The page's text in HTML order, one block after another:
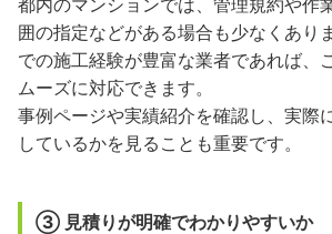
囲の指定などがある場合も少なくあり
での施工経験が豊富な業者であれば、
ムーズに対応できます。
事例ページや実績紹介を確認し、実際
しているかを見ることも重要です。
③ 見積りが明確でわかりやすいか